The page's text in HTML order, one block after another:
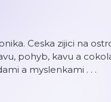
Ceska zijici na
pohyb, kavu a
a myslenkami . . .